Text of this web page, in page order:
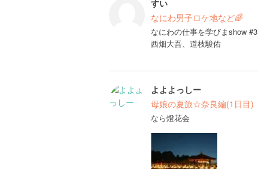
すい
なにわ男子ロケ地など🌈
なにわの仕事を学びまshow #3
西畑大吾、道枝駿佑
よよよっしー
母娘の夏旅☆奈良編(1日目)
なら燈花会